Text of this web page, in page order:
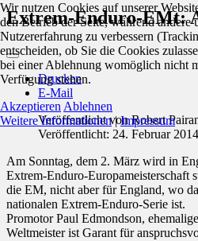
Extrem-Enduro-EMt:
Drucken
E-Mail
Veröffentlicht vonRobert
Veröffentlicht: 24. Februar 2014
Am Sonntag, dem 2. März wird in
Extrem-Enduro-Europameisterschaft
die EM, nicht aber für England, wo
nationalen Extrem-Enduro-Serie ist.
Promotor Paul Edmondson,
Weltmeister ist Garant für
Wir nutzen Cookies auf unserer
den Betrieb der Seite, während andere
Nutzererfahrung zu verbessern
entscheiden, ob Sie die Cookies
bei einer Ablehnung womöglich nicht
Verfügung stehen.
Akzeptieren Ablehnen
Weitere Informationen|Impressum